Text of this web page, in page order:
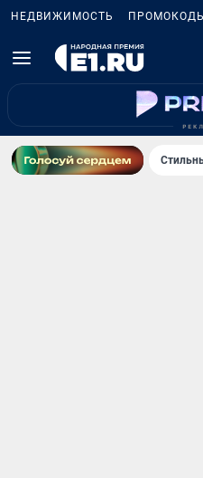
НЕДВИЖИМОСТЬ ПРОМОКОДЫ